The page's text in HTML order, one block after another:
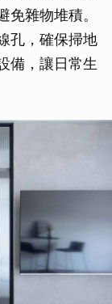
雜物堆積。
孔，確保掃地
備，讓日常生